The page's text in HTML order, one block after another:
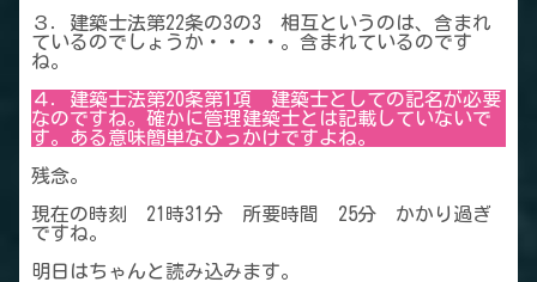
３．建築士法第22条の3の3 相互というのは、含まれ
ているのでしょうか・・・・。含まれているのです
ね。
４．建築士法第20条第1項 建築士としての記名が必要
なのですね。確かに管理建築士とは記載していないで
す。ある意味簡単なひっかけですよね。
残念。
現在の時刻 21時31分 所要時間 25分 かかり過ぎ
ですね。
明日はちゃんと読み込みます。